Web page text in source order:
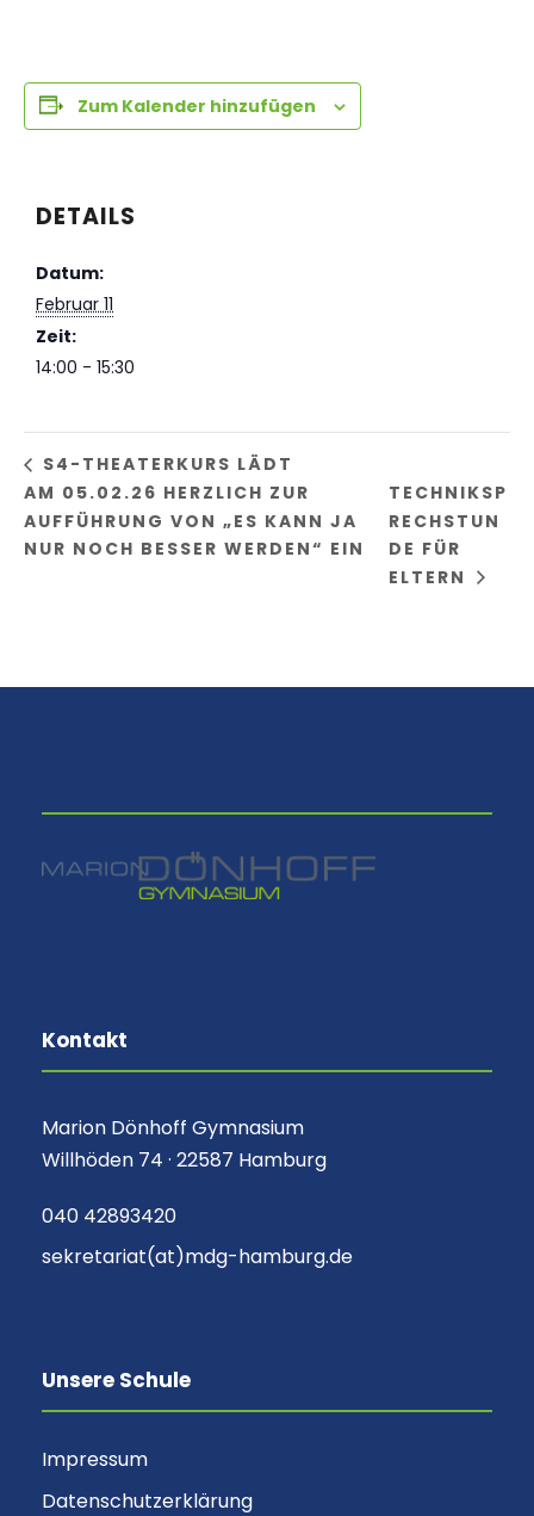
Zum Kalender hinzufügen
DETAILS
Datum:
Februar 11
Zeit:
14:00 - 15:30
S4-THEATERKURS LÄDT
AM 05.02.26 HERZLICH ZUR
AUFFÜHRUNG VON „ES KANN JA
NUR NOCH BESSER WERDEN“ EIN
TECHNIKSP
RECHSTUN
DE FÜR
ELTERN
Kontakt
Marion Dönhoff Gymnasium
Willhöden 74 · 22587 Hamburg
040 42893420
sekretariat(at)mdg-hamburg.de
Unsere Schule
Impressum
Datenschutzerklärung